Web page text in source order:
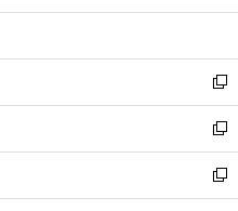
開
ウ
開
く
ン
ウ
で
開
く
ウ
ン
ド
ウ
で
開
く
新
し
い
ウ
ィ
ン
新
し
い
ウ
新
し